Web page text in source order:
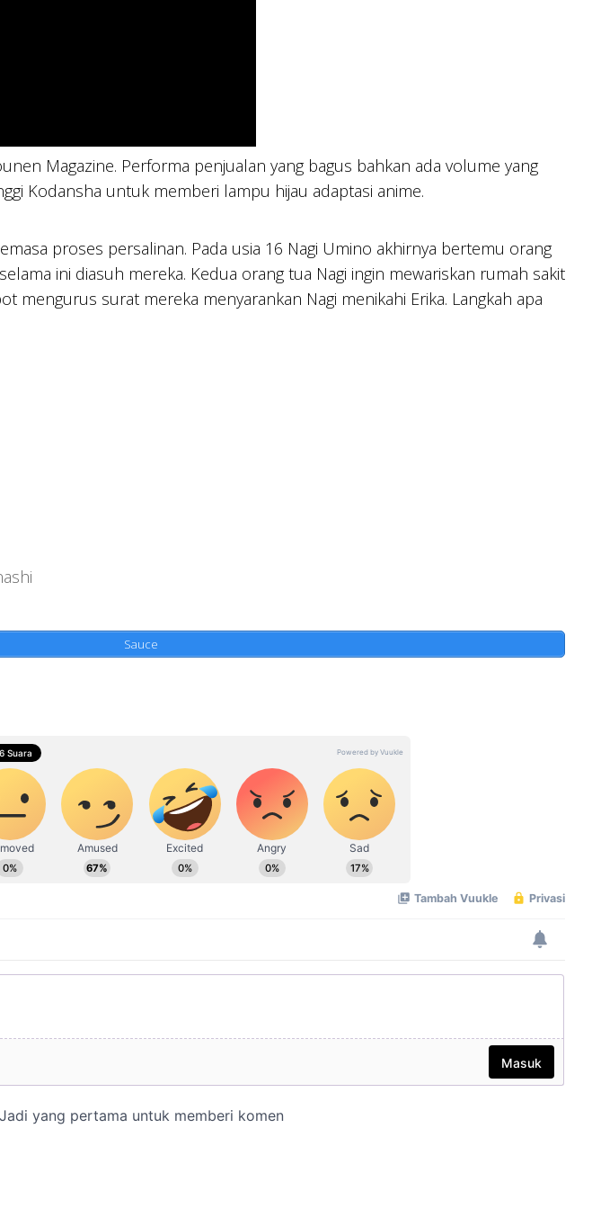
Magazine. Performa penjualan yang bagus bahkan ada volume yang
Kodansha untuk memberi lampu hijau adaptasi anime.
proses persalinan. Pada usia 16 Nagi Umino akhirnya bertemu orang
ini diasuh mereka. Kedua orang tua Nagi ingin mewariskan rumah sakit
mengurus surat mereka menyarankan Nagi menikahi Erika. Langkah apa
Sauce